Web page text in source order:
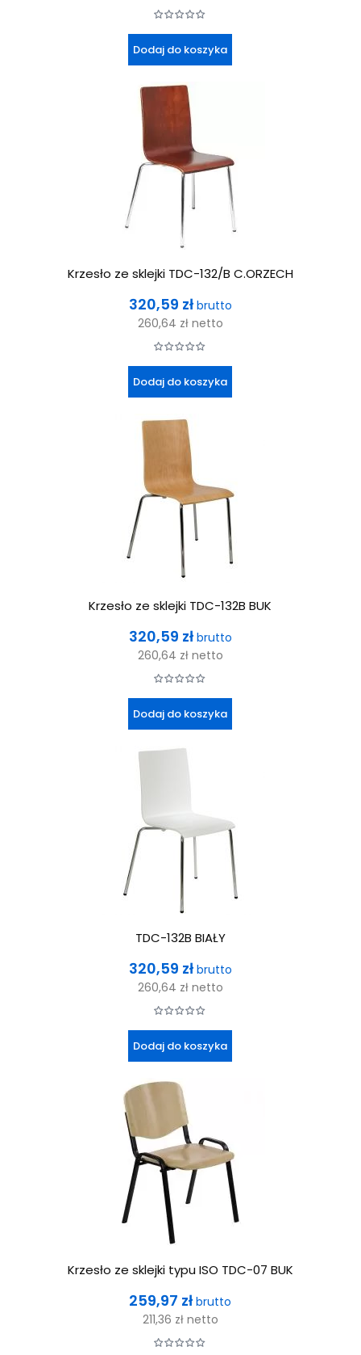
Dodaj do koszyka
Krzesło ze sklejki TDC-132/B C.ORZECH
Cena
320,59 zł brutto
260,64 zł netto
Dodaj do koszyka
Krzesło ze sklejki TDC-132B BUK
Cena
320,59 zł brutto
260,64 zł netto
Dodaj do koszyka
TDC-132B BIAŁY
Cena
320,59 zł brutto
260,64 zł netto
Dodaj do koszyka
Krzesło ze sklejki typu ISO TDC-07 BUK
Cena
259,97 zł brutto
211,36 zł netto